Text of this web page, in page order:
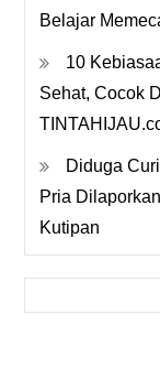
Belajar
10
Sehat, Cocok
Diduga
Pria
Kutipan